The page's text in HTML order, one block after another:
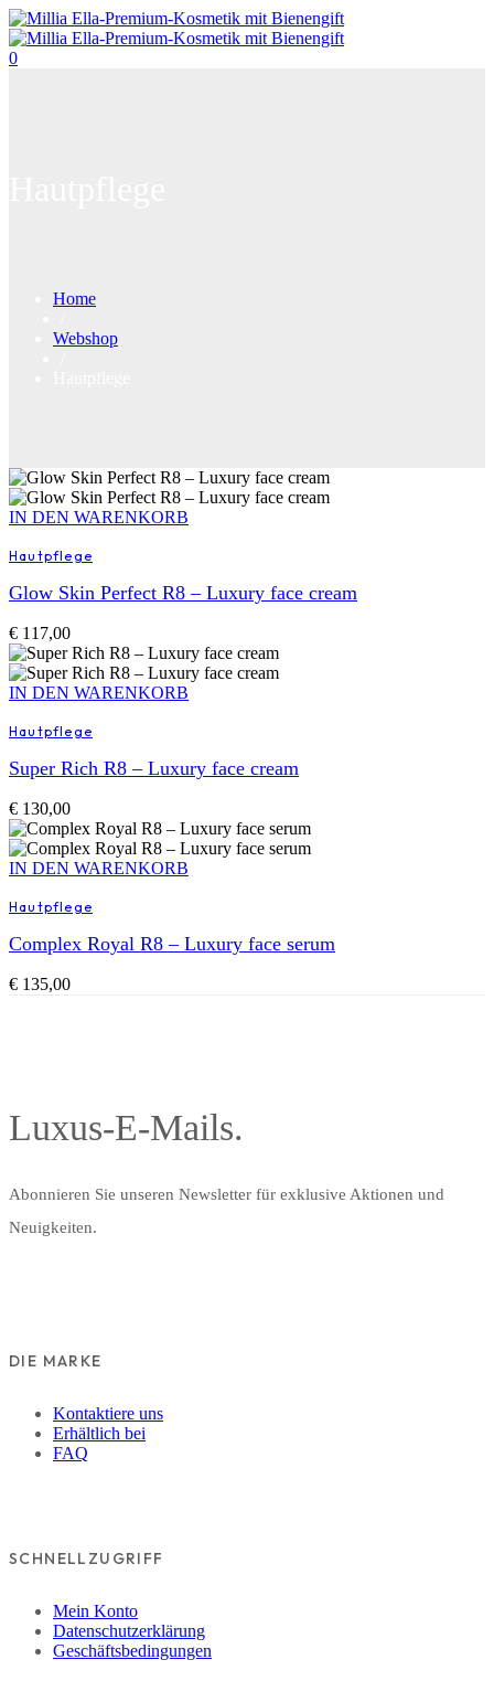
0
Home
Webshop
IN DEN WARENKORB
Hautpflege
Glow Skin Perfect R8 – Luxury face cream
€ 117,00
IN DEN WARENKORB
Hautpflege
Super Rich R8 – Luxury face cream
€ 130,00
IN DEN WARENKORB
Hautpflege
Complex Royal R8 – Luxury face serum
€ 135,00
Luxus-E-Mails.
Abonnieren Sie unseren Newsletter für exklusive Aktionen und
Neuigkeiten.
DIE MARKE
Kontaktiere uns
Erhältlich bei
FAQ
SCHNELLZUGRIFF
Mein Konto
Datenschutzerklärung
Geschäftsbedingungen